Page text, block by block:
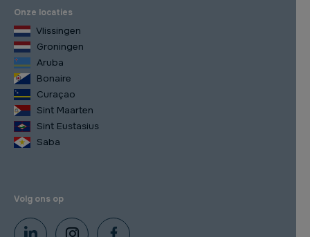
Onze locaties
Vlissingen
Groningen
Aruba
Bonaire
Curaçao
Sint Maarten
Sint Eustasius
Saba
Volg ons op